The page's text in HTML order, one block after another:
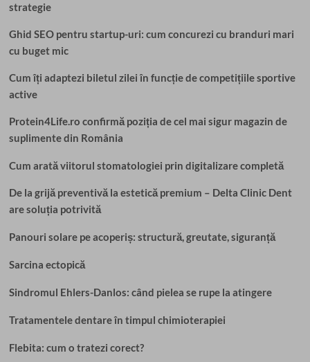
strategie
Ghid SEO pentru startup-uri: cum concurezi cu branduri mari
cu buget mic
Cum îți adaptezi biletul zilei în funcție de competițiile sportive
active
Protein4Life.ro confirmă poziția de cel mai sigur magazin de
suplimente din România
Cum arată viitorul stomatologiei prin digitalizare completă
De la grijă preventivă la estetică premium – Delta Clinic Dent
are soluția potrivită
Panouri solare pe acoperiș: structură, greutate, siguranță
Sarcina ectopică
Sindromul Ehlers-Danlos: când pielea se rupe la atingere
Tratamentele dentare în timpul chimioterapiei
Flebita: cum o tratezi corect?